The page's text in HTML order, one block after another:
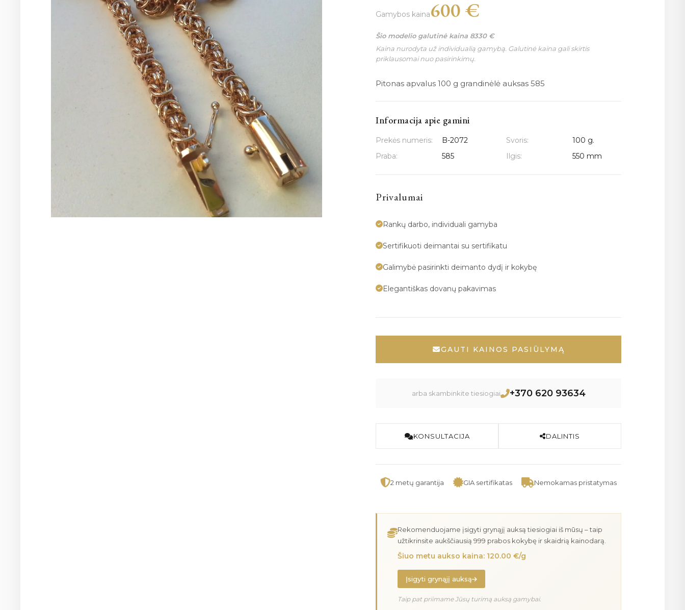
Gamybos kaina600 €
Šio modelio galutinė kaina 8330 €
Kaina nurodyta už individualią gamybą. Galutinė kaina gali skirtis
priklausomai nuo pasirinkimų.
Pitonas apvalus 100 g grandinėlė auksas 585
Informacija apie gamini
Prekės numeris: B-2072 Svoris:
100 g.
Praba:
585 Ilgis: 550 mm
Privalumai
Rankų darbo, individuali gamyba
Sertifikuoti deimantai su sertifikatu
Galimybė pasirinkti deimanto dydį ir kokybę
Elegantiškas dovanų pakavimas
GAUTI KAINOS PASIŪLYMĄ
arba skambinkite tiesiogiai +370 620 93634
KONSULTACIJA DALINTIS
2 metų garantija GIA sertifikatas Nemokamas pristatymas
Rekomenduojame įsigyti grynąjį auksą tiesiogiai iš mūsų – taip
užtikrinsite aukščiausią 999 prabos kokybę ir skaidrią kainodarą.
Šiuo metu aukso kaina: 120.00 €/g
Įsigyti grynąjį auksą
Taip pat priimame Jūsų turimą auksą gamybai.